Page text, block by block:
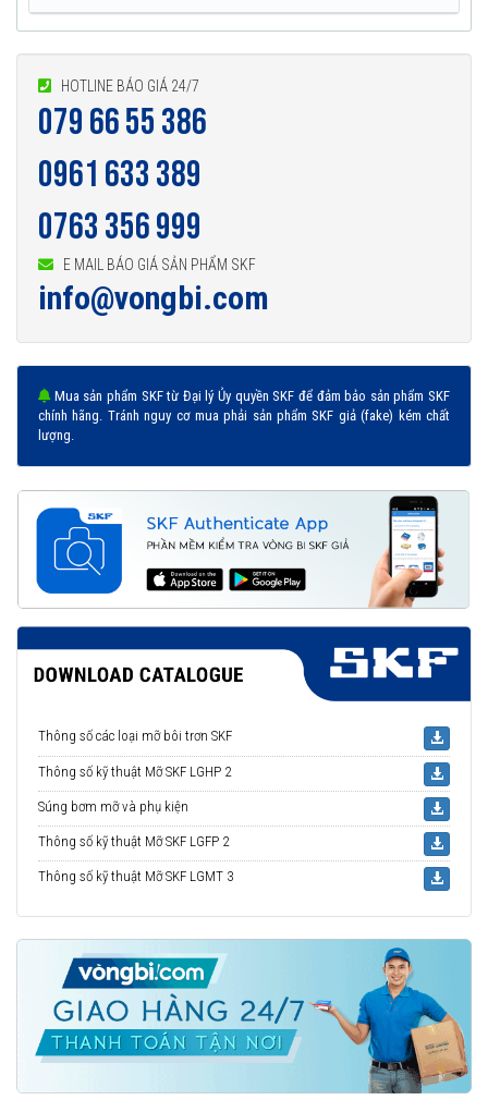
HOTLINE BÁO GIÁ 24/7
079 66 55 386
0961 633 389
0763 356 999
E MAIL BÁO GIÁ SẢN PHẨM SKF
info@vongbi.com
Mua sản phẩm SKF từ Đại lý Ủy quyền SKF để đảm bảo sản phẩm SKF
chính hãng. Tránh nguy cơ mua phải sản phẩm SKF giả (fake) kém chất
lượng.
Thông số các loại mỡ bôi trơn SKF
Thông số kỹ thuật Mỡ SKF LGHP 2
Súng bơm mỡ và phụ kiện
Thông số kỹ thuật Mỡ SKF LGFP 2
Thông số kỹ thuật Mỡ SKF LGMT 3